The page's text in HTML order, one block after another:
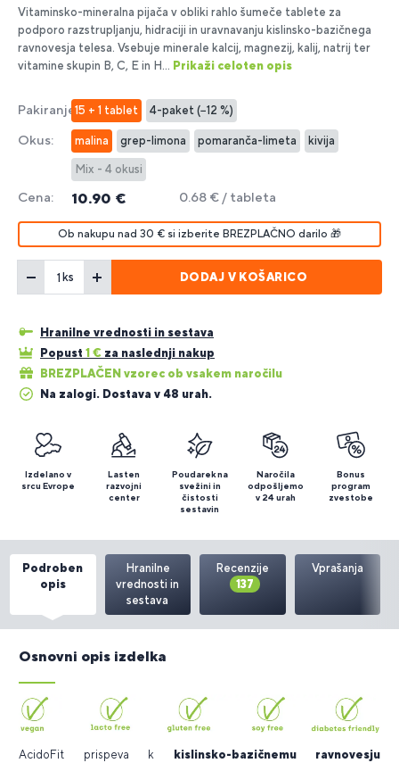
Vitaminsko-mineralna pijača v obliki rahlo šumeče tablete za
podporo razstrupljanju, hidraciji in uravnavanju kislinsko-bazičnega
ravnovesja telesa. Vsebuje minerale kalcij, magnezij, kalij, natrij ter
vitamine skupin B, C, E in H... Prikaži celoten opis
Pakiranje:15 + 1 tablet 4-paket (−12 %)
Okus: malina grep-limona pomaranča-limeta kivija
Mix - 4 okusi
Cena: 10.90 € 0.68 € / tableta
Ob nakupu nad 30 € si izberite BREZPLAČNO darilo 🎁
ks DODAJ V KOŠARICO
Hranilne vrednosti in sestava
Popust 1 € za naslednji nakup
BREZPLAČEN vzorec ob vsakem naročilu
Na zalogi. Dostava v 48 urah.
Izdelano v
srcu Evrope
Lasten
razvojni
center
Poudarek na
svežini in
čistosti
sestavin
Naročila
odpošljemo
v 24 urah
Bonus
program
zvestobe
Podroben
opis
Hranilne
vrednosti in
sestava
Recenzije
137
Vprašanja
Osnovni opis izdelka
AcidoFit prispeva k
kislinsko-bazičnemu ravnovesju